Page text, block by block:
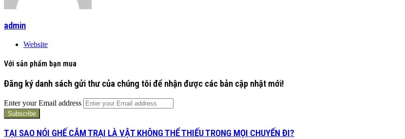
admin
Website
Với sản phẩm bạn mua
Đăng ký danh sách gửi thư của chúng tôi để nhận được các bản cập nhật mới!
Enter your Email address
TẠI SAO NÓI GHẾ CẮM TRẠI LÀ VẬT KHÔNG THỂ THIẾU TRONG MỌI CHUYẾN ĐI?